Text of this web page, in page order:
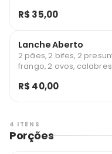
R$ 35,00
Lanche Aberto
2 pães, 2 bifes, 2
frango, 2 ovos,
R$ 40,00
4 ITENS
Porções